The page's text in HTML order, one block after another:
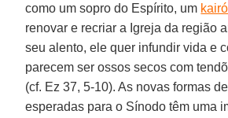
como um sopro do Espírito, um
renovar e recriar a Igreja da região
seu alento, ele quer infundir vida e
parecem ser ossos secos com
(cf. Ez 37, 5-10). As novas formas
esperadas para o Sínodo têm uma